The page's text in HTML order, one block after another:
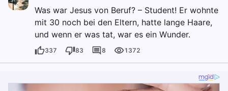
Was war Jesus von Beruf? – Student! Er wohnte
mit 30 noch bei den Eltern, hatte lange Haare,
und wenn er was tat, war es ein Wunder.
337 83 8 1372